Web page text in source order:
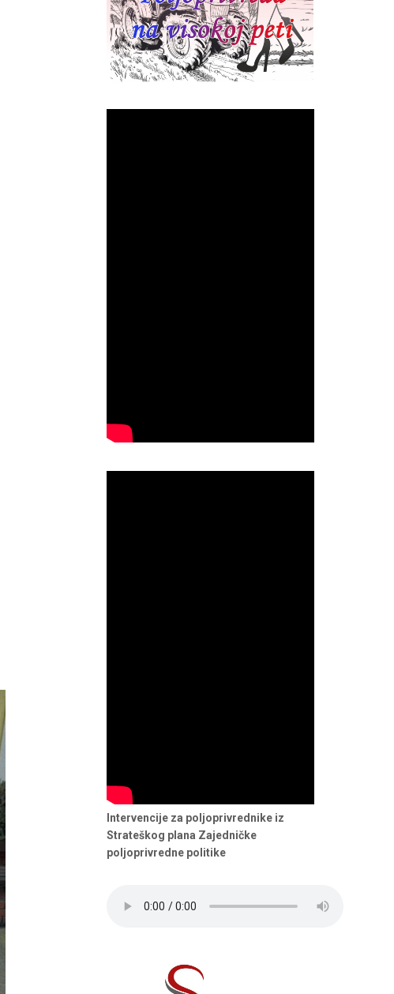
Intervencije za poljoprivrednike iz
Strateškog plana Zajedničke
poljoprivredne politike